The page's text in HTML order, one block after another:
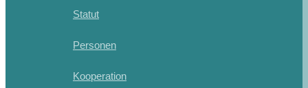
Statut
Personen
Kooperation